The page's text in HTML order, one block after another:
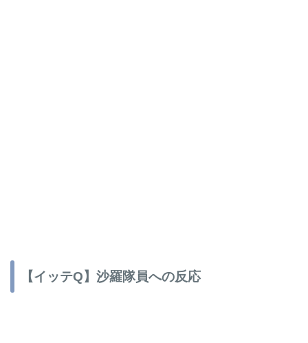
【イッテQ】沙羅隊員への反応